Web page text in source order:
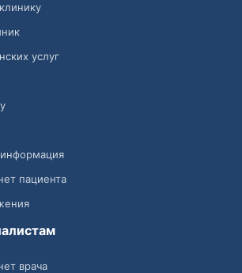
услуг
пациента
врача